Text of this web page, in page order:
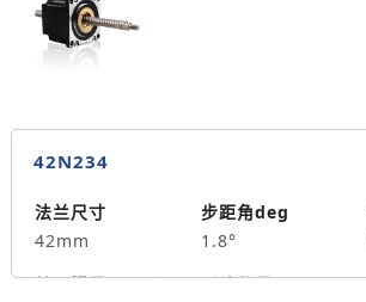
42N234
法兰尺寸
42mm
步距角deg
1.8°
转子惯量g.cm²
引线数量